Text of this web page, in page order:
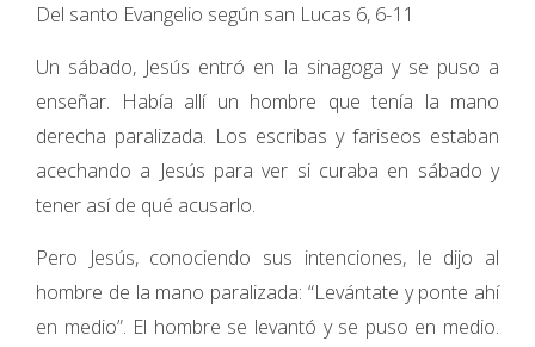
Del santo Evangelio según san Lucas 6, 6-11
Un sábado, Jesús entró en la sinagoga y se puso a
enseñar. Había allí un hombre que tenía la mano
derecha paralizada. Los escribas y fariseos estaban
acechando a Jesús para ver si curaba en sábado y
tener así de qué acusarlo.
Pero Jesús, conociendo sus intenciones, le dijo al
hombre de la mano paralizada: “Levántate y ponte ahí
en medio”. El hombre se levantó y se puso en medio.